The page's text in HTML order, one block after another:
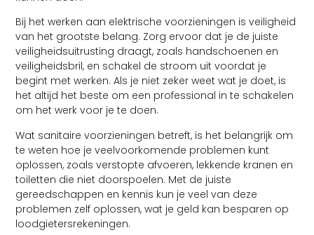
Bij het werken aan elektrische voorzieningen is veiligheid
van het grootste belang. Zorg ervoor dat je de juiste
veiligheidsuitrusting draagt, zoals handschoenen en
veiligheidsbril, en schakel de stroom uit voordat je
begint met werken. Als je niet zeker weet wat je doet, is
het altijd het beste om een professional in te schakelen
om het werk voor je te doen.
Wat sanitaire voorzieningen betreft, is het belangrijk om
te weten hoe je veelvoorkomende problemen kunt
oplossen, zoals verstopte afvoeren, lekkende kranen en
toiletten die niet doorspoelen. Met de juiste
gereedschappen en kennis kun je veel van deze
problemen zelf oplossen, wat je geld kan besparen op
loodgietersrekeningen.